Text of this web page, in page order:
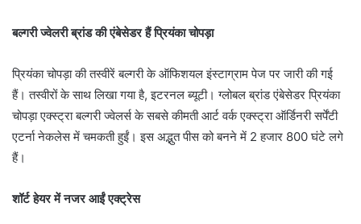
बल्गरी ज्वेलरी ब्रांड की एंबेसेडर हैं प्रियंका चोपड़ा
प्रियंका चोपड़ा की तस्वीरें बल्गरी के ऑफिशयल इंस्टाग्राम पेज पर जारी की गई
हैं। तस्वीरों के साथ लिखा गया है, इटरनल ब्यूटी। ग्लोबल ब्रांड एंबेसेडर प्रियंका
चोपड़ा एक्स्ट्रा बल्गरी ज्वेलर्स के सबसे कीमती आर्ट वर्क एक्स्ट्रा ऑर्डिनरी सर्पेंटी
एटर्ना नेकलेस में चमकती हुईं। इस अद्भुत पीस को बनने में 2 हजार 800 घंटे लगे
हैं।
शॉर्ट हेयर में नजर आईं एक्ट्रेस